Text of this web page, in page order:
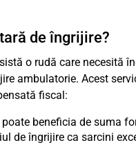
de îngrijire?
o rudă care necesită
ambulatorie. Acest
fiscal:
beneficia de suma
de îngrijire ca sarcini